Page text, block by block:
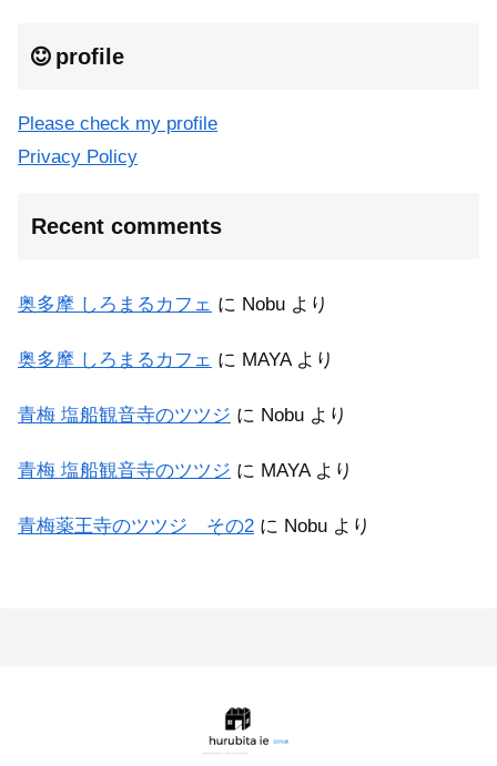
profile
Please check my profile
Privacy Policy
Recent comments
奥多摩 しろまるカフェ に Nobu より
奥多摩 しろまるカフェ に MAYAより
青梅 塩船観音寺のツツジ に Nobu より
青梅 塩船観音寺のツツジ に MAYAより
青梅薬王寺のツツジ その2 に Nobu より